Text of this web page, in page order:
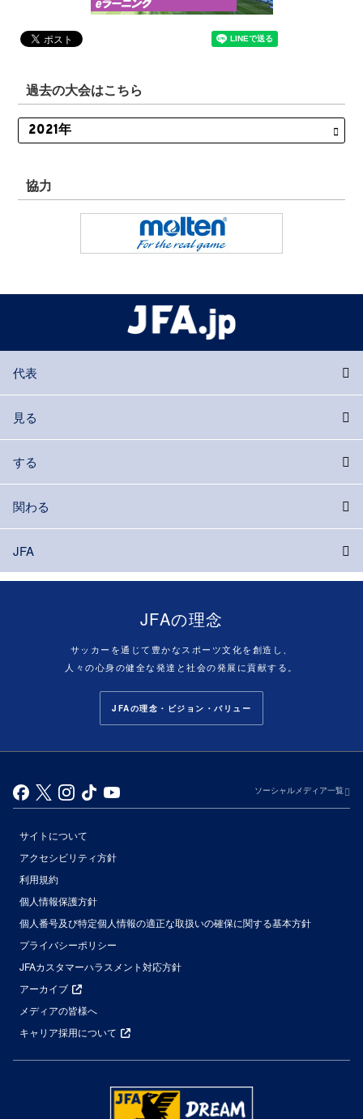
過去の大会はこちら
協力
代表
見る
する
関わる
JFA
JFAの理念
サッカーを通じて豊かなスポーツ文化を創造し、
人々の心身の健全な発達と社会の発展に貢献する。
JFAの理念・ビジョン・バリュー
ソーシャルメディア一覧
サイトについて
アクセシビリティ方針
利用規約
個人情報保護方針
個人番号及び特定個人情報の適正な取扱いの確保に関する基本方針
プライバシーポリシー
JFAカスタマーハラスメント対応方針
アーカイブ
メディアの皆様へ
キャリア採用について